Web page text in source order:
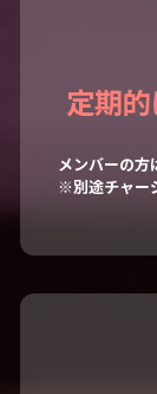
定期的
メンバーの方
※別途チャー